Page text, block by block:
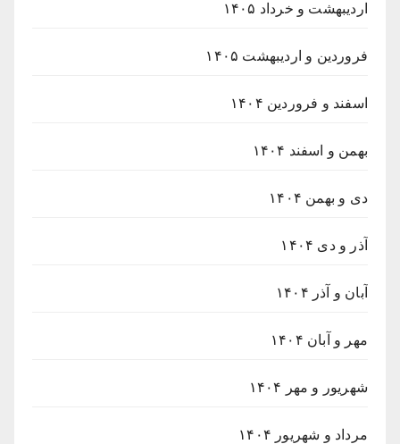
اردیبهشت و خرداد ۱۴۰۵
فروردین و اردیبهشت ۱۴۰۵
اسفند و فروردین ۱۴۰۴
بهمن و اسفند ۱۴۰۴
دی و بهمن ۱۴۰۴
آذر و دی ۱۴۰۴
آبان و آذر ۱۴۰۴
مهر و آبان ۱۴۰۴
شهریور و مهر ۱۴۰۴
مرداد و شهریور ۱۴۰۴